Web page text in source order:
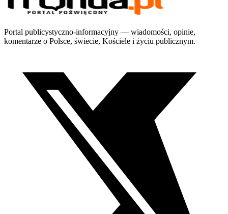
Portal publicystyczno-informacyjny — wiadomości, opinie,
komentarze o Polsce, świecie, Kościele i życiu publicznym.